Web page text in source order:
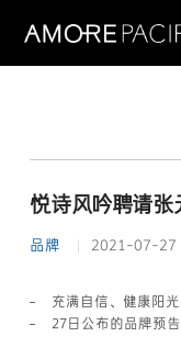
悦诗风吟聘请
品牌 2021-07-27
充满自信、健康阳
27日公布的品牌预